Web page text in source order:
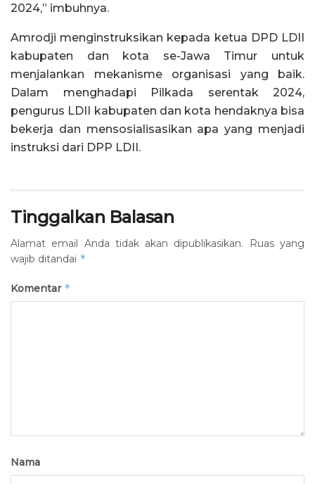
2024,” imbuhnya.
Amrodji menginstruksikan kepada ketua DPD LDII
kabupaten dan kota se-Jawa Timur untuk
menjalankan mekanisme organisasi yang baik.
Dalam menghadapi Pilkada serentak 2024,
pengurus LDII kabupaten dan kota hendaknya bisa
bekerja dan mensosialisasikan apa yang menjadi
instruksi dari DPP LDII.
Tinggalkan Balasan
Alamat email Anda tidak akan dipublikasikan.
Ruas yang
wajib ditandai *
Komentar *
Nama